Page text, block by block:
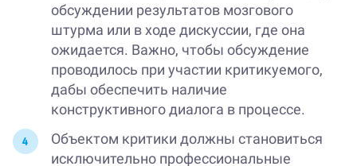
обсуждении результатов мозгового
штурма или в ходе дискуссии, где она
ожидается. Важно, чтобы обсуждение
проводилось при участии критикуемого,
дабы обеспечить наличие
конструктивного диалога в процессе.
Объектом критики должны становиться
исключительно профессиональные